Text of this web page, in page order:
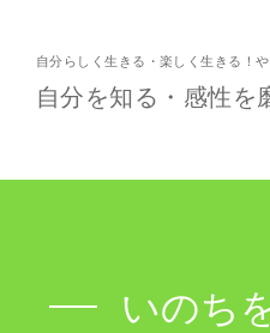
自分らしく生きる・楽しく生きる！
自分を知る・感性
いのち